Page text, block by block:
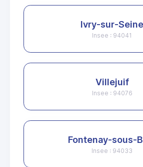
Ivry-sur-Seine
Insee : 94041
Villejuif
Insee : 94076
Fontenay-sous-
Insee : 94033